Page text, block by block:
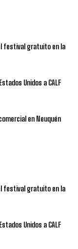
festival gratuito en la
Unidos a CALF
en Neuquén
festival gratuito en la
Unidos a CALF